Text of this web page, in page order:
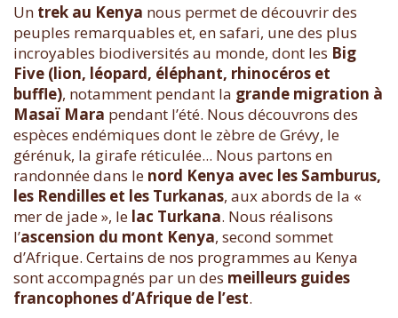
Un trek au Kenya nous permet de découvrir des
peuples remarquables et, en safari, une des plus
incroyables biodiversités au monde, dont les Big
Five (lion, léopard, éléphant, rhinocéros et
buffle), notamment pendant la grande migration à
Masaï Mara pendant l’été. Nous découvrons des
espèces endémiques dont le zèbre de Grévy, le
gérénuk, la girafe réticulée... Nous partons en
randonnée dans le nord Kenya avec les Samburus,
les Rendilles et les Turkanas, aux abords de la «
mer de jade », le lac Turkana. Nous réalisons
l’ascension du mont Kenya, second sommet
d’Afrique. Certains de nos programmes au Kenya
sont accompagnés par un des meilleurs guides
francophones d’Afrique de l’est.